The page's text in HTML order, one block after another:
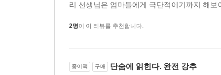
리 선생님은 엄마들에게 극단적이기까지 해
2명이 이 리뷰를 추천합니다.
종이책 구매 단숨에 읽힌다. 완전 강추